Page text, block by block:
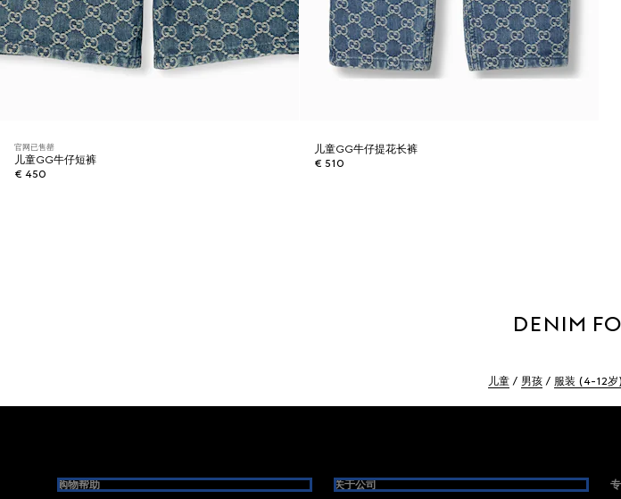
官网已售罄
儿童GG牛仔短裤
€ 450
儿童GG牛仔提花长裤
€ 510
DENIM
儿童 男孩 服装 (4-12岁)
购物帮助 关于公司